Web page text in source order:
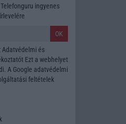
ingyenes
OK
Adatvédelmi és
Ezt a webhelyet
A Google adatvédelmi
feltételek